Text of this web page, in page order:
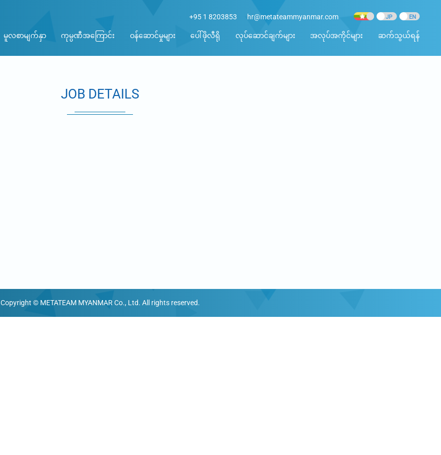
+95 1 8203853 hr@metateammyanmar.com
မူလစာမျက်နှာ ကုမ္ပဏီအကြောင်း ဝန်ဆောင်မှုများ ပေါ်ဖိုလီရို လုပ်ဆောင်ချက်များ အလုပ်အကိုင်များ ဆက်သွယ်ရန်
JOB DETAILS
Copyright © METATEAM MYANMAR Co., Ltd. All rights reserved.